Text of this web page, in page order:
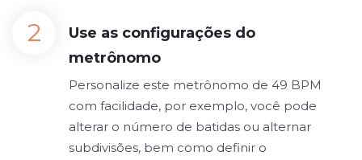
Use as configurações do
metrônomo
Personalize este metrônomo de 49 BPM
com facilidade, por exemplo, você pode
alterar o número de batidas ou alternar
subdivisões, bem como definir o